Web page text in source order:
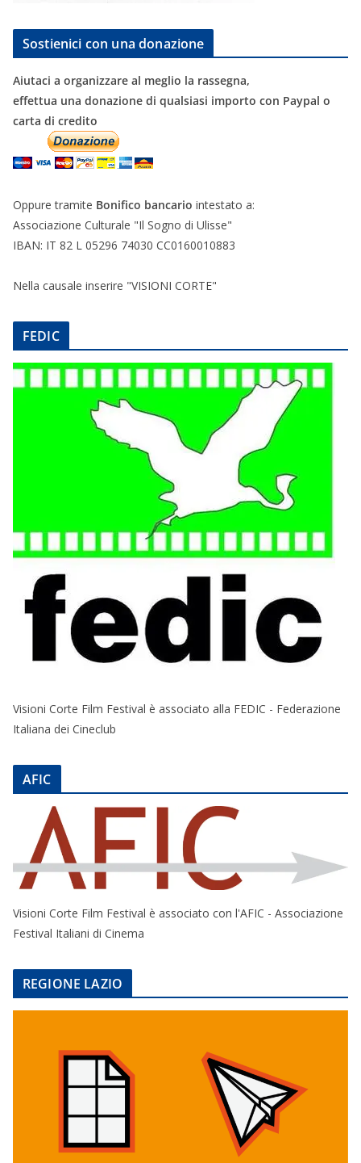
Sostienici con una donazione
Aiutaci a organizzare al meglio la rassegna,
effettua una donazione di qualsiasi importo con Paypal o
carta di credito
Oppure tramite Bonifico bancario intestato a:
Associazione Culturale "Il Sogno di Ulisse"
IBAN: IT 82 L 05296 74030 CC0160010883
Nella causale inserire "VISIONI CORTE"
FEDIC
Visioni Corte Film Festival è associato alla FEDIC - Federazione
Italiana dei Cineclub
AFIC
Visioni Corte Film Festival è associato con l'AFIC - Associazione
Festival Italiani di Cinema
REGIONE LAZIO